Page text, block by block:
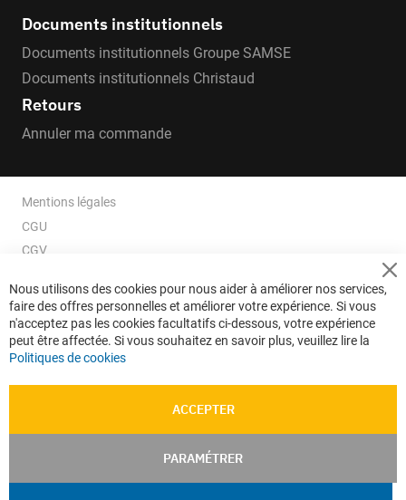
Documents institutionnels
Documents institutionnels Groupe SAMSE
Documents institutionnels Christaud
Retours
Annuler ma commande
Mentions légales
CGU
CGV
Données personnelles
Confidentialité
Plan du site
Nous utilisons des cookies pour nous aider à améliorer nos services,
faire des offres personnelles et améliorer votre expérience. Si vous
n'acceptez pas les cookies facultatifs ci-dessous, votre expérience
peut être affectée. Si vous souhaitez en savoir plus, veuillez lire la
Politiques de cookies
ACCEPTER
PARAMÉTRER